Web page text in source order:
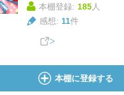
本棚登録: 185人
感想: 11件
本棚に登録する